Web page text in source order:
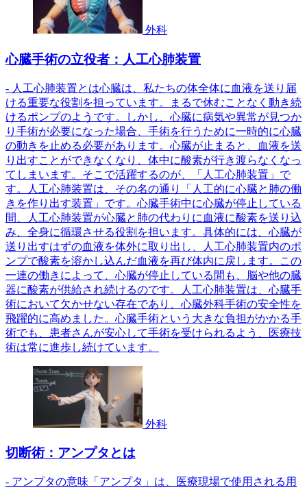
外科
心臓手術の立役者：人工心肺装置
- 人工心肺装置とは心臓は、私たちの体全体に血液を送り届
ける重要な役割を担っています。まるで休むことなく動き続
けるポンプのようです。しかし、心臓に病気や異常が見つか
り手術が必要になった場合、手術を行うために一時的に心臓
の動きを止める必要があります。心臓が止まると、血液を送
り出すことができなくなり、体中に酸素が行き渡らなくなっ
てしまいます。そこで活躍するのが、「人工心肺装置」で
す。人工心肺装置は、その名の通り「人工的に心臓と肺の働
きを作り出す装置」です。心臓手術中に心臓が停止している
間、人工心肺装置が心臓と肺の代わりに血液に酸素を送り込
み、全身に循環させる役割を担います。具体的には、心臓が
送り出すはずの血液を体外に取り出し、人工心肺装置内のポ
ンプで酸素を溶かし込んだ血液を再び体内に戻します。この
一連の働きによって、心臓が停止している間も、脳や他の臓
器に酸素が供給され続けるのです。人工心肺装置は、心臓手
術において欠かせない存在であり、心臓外科手術の安全性を
飛躍的に高めました。心臓手術という大きな負担がかかる手
術でも、患者さんが安心して手術を受けられるよう、医療技
術は常に進歩し続けています。
外科
切断術：アンプタとは
- アンプタの意味「アンプタ」は、医療現場で使用される用